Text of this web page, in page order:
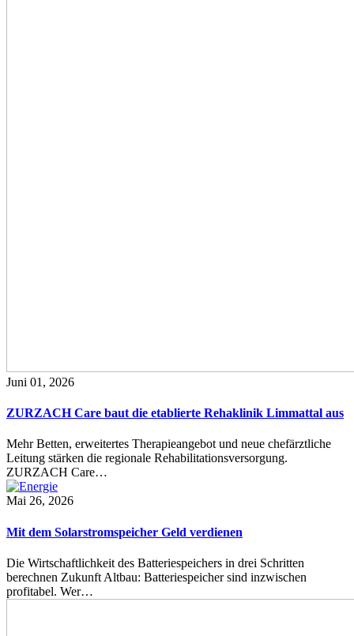
Juni 01, 2026
ZURZACH Care baut die etablierte Rehaklinik Limmattal aus
Mehr Betten, erweitertes Therapieangebot und neue chefärztliche
Leitung stärken die regionale Rehabilitationsversorgung.
ZURZACH Care…
Mai 26, 2026
Mit dem Solarstromspeicher Geld verdienen
Die Wirtschaftlichkeit des Batteriespeichers in drei Schritten
berechnen Zukunft Altbau: Batteriespeicher sind inzwischen
profitabel. Wer…